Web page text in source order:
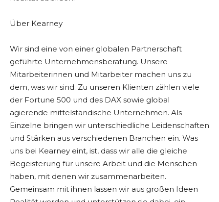
Über Kearney
Wir sind eine von einer globalen Partnerschaft
geführte Unternehmensberatung. Unsere
Mitarbeiterinnen und Mitarbeiter machen uns zu
dem, was wir sind. Zu unseren Klienten zählen viele
der Fortune 500 und des DAX sowie global
agierende mittelständische Unternehmen. Als
Einzelne bringen wir unterschiedliche Leidenschaften
und Stärken aus verschiedenen Branchen ein. Was
uns bei Kearney eint, ist, dass wir alle die gleiche
Begeisterung für unsere Arbeit und die Menschen
haben, mit denen wir zusammenarbeiten.
Gemeinsam mit ihnen lassen wir aus großen Ideen